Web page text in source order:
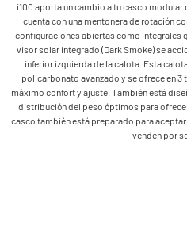
i100 aporta un cambio a tu casco
cuenta con una mentonera de rotación
configuraciones abiertas como integrales
visor solar integrado (Dark Smoke) se
inferior izquierda de la calota. Esta
policarbonato avanzado y se ofrece en 3
máximo confort y ajuste. También está
distribución del peso óptimos para
casco también está preparado para
venden por